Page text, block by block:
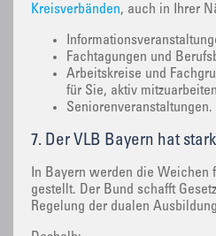
Kreisverbänden, auch in Ihrer
Fachtagungen und
Arbeitskreise und
für Sie, aktiv
Seniorenveranstaltungen.
7. Der VLB Bayern hat
In Bayern werden die Weichen
gestellt. Der Bund schafft
Regelung der dualen